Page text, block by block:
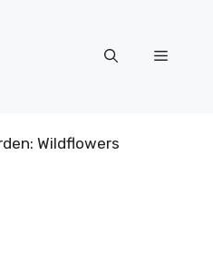
Menu